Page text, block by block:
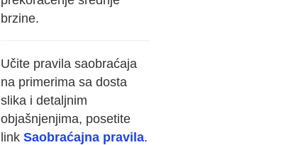
brzine.
Učite pravila saobraćaja
na primerima sa dosta
slika i detaljnim
objašnjenjima, posetite
link Saobraćajna pravila.